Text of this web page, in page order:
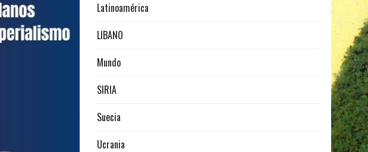
Latinoamérica
LIBANO
Mundo
SIRIA
Suecia
Ucrania